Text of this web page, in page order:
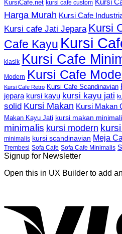
KursiCafe.net kursi cafe custom Kursi
Harga Murah Kursi Cafe
Kursi cafe Jati Jepara Kursi
Cafe Kayu Kursi
klasik Kursi Cafe
Modern Kursi Cafe
Kursi Cafe Retro Kursi Cafe Scandinavian
jepara kursi kayu kursi kayu jati
solid Kursi Makan Kursi Makan
Makan Kayu Jati kursi makan
minimalis kursi modern
minimalis kursi scandinavian Meja
Trembesi Sofa Cafe Sofa Cafe Minimalis
Signup for Newsletter
Open this in UX Builder to add